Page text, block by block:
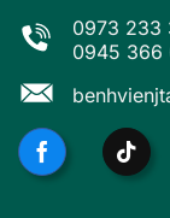
0973 233
0945 366